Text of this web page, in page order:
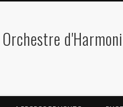
Orchestre